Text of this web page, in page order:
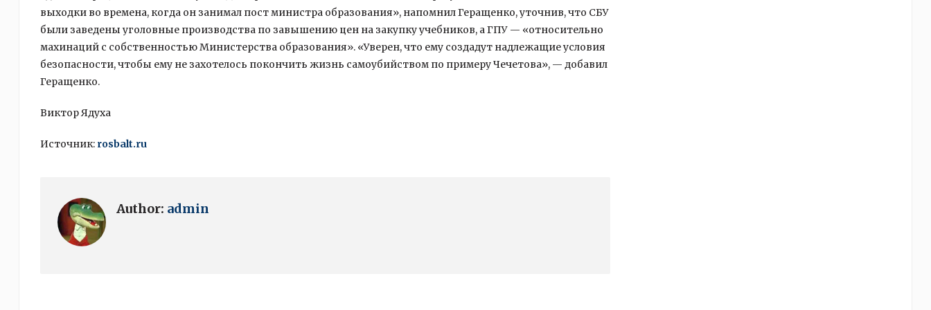
выходки во времена, когда он занимал пост министра образования», напомнил Геращенко, уточнив, что СБУ
были заведены уголовные производства по завышению цен на закупку учебников, а ГПУ — «относительно
махинаций с собственностью Министерства образования». «Уверен, что ему создадут надлежащие условия
безопасности, чтобы ему не захотелось покончить жизнь самоубийством по примеру Чечетова», — добавил
Геращенко.
Виктор Ядуха
Источник: rosbalt.ru
Author: admin